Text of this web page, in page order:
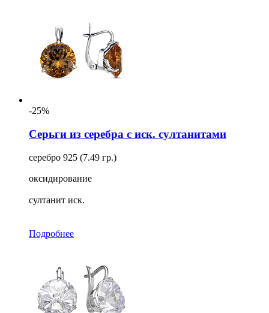
-25%
Серьги из серебра с иск. султанитами
серебро 925 (7.49 гр.)
оксидирование
султанит иск.
Подробнее